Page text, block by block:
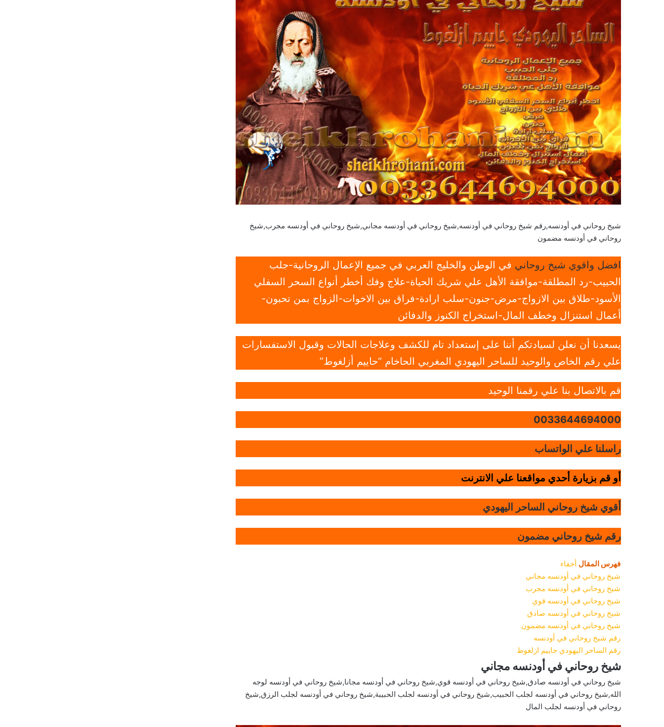
شيخ روحاني في أودنسه,رقم شيخ روحاني في أودنسه,شيخ روحاني في أودنسه مجاني,شيخ روحاني في أودنسه مجرب,شيخ
روحاني في أودنسه مضمون
افضل واقوي شيخ روحاني في الوطن والخليج العربي في جميع الإعمال الروحانية-جلب
الحبيب-رد المطلقة-موافقة الأهل علي شريك الحياة-علاج وفك أخطر أنواع السحر السفلي
الأسود-طلاق بين الازواج-مرض-جنون-سلب ارادة-فراق بين الاخوات-الزواج بمن تحبون-
أعمال استنزال وخطف المال-استخراج الكنوز والدفائن
يسعدنا أن نعلن لسيادتكم أننا على إستعداد تام للكشف وعلاجات الحالات وقبول الاستفسارات
علي رقم الخاص والوحيد للساحر اليهودي المغربي الحاخام “حاييم أزلغوط”
قم بالاتصال بنا علي رقمنا الوحيد
0033644694000
راسلنا علي الواتساب
أو قم بزيارة أحدي مواقعنا علي الانترنت
أقوي شيخ روحاني الساحر اليهودي
رقم شيخ روحاني مضمون
فهرس المقال أخفاء
شيخ روحاني في أودنسه مجاني
شيخ روحاني في أودنسه مجرب
شيخ روحاني في أودنسه قوي
شيخ روحاني في أودنسه صادق
شيخ روحاني في أودنسه مضمون
رقم شيخ روحاني في أودنسه
رقم الساحر اليهودي حاييم ازلغوط
شيخ روحاني في أودنسه مجاني
شيخ روحاني في أودنسه صادق,شيخ روحاني في أودنسه قوي,شيخ روحاني في أودنسه مجانا,شيخ روحاني في أودنسه لوجه
الله,شيخ روحاني في أودنسه لجلب الحبيب,شيخ روحاني في أودنسه لجلب الحبيبة,شيخ روحاني في أودنسه لجلب الرزق,شيخ
روحاني في أودنسه لجلب المال